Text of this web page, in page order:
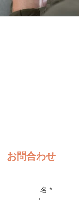
お問合わせ
名